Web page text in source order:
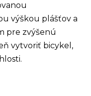
výškou plášťov a
pre zvýšenú
vytvoriť bicykel,